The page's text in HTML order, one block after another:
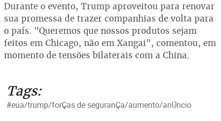
Durante o evento, Trump aproveitou para renovar
sua promessa de trazer companhias de volta para
o país. "Queremos que nossos produtos sejam
feitos em Chicago, não em Xangai", comentou, em
momento de tensões bilaterais com a China.
Tags:
#eua/trump/forÇas de seguranÇa/aumento/anÚncio